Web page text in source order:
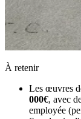
À retenir
Les œuvres
000€, avec
employée